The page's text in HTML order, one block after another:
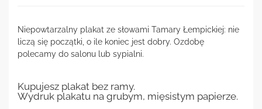
Niepowtarzalny plakat ze słowami Tamary Łempickiej: nie
liczą się początki, o ile koniec jest dobry. Ozdobę
polecamy do salonu lub sypialni.
Kupujesz plakat bez ramy.
Wydruk plakatu na grubym, mięsistym papierze.